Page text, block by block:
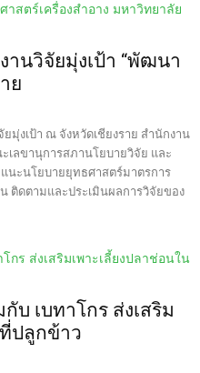
นวิจัยมุ่งเป้า “พัฒนา
ย
งเป้า ณ จังหวัดเชียงราย สำนักงาน
เลขานุการสภานโยบายวิจัย และ
นะนโยบายยุทธศาสตร์มาตรการ
ติดตามและประเมินผลการวิจัยของ
บ เบทาโกร ส่งเสริม
ปลูกข้าว